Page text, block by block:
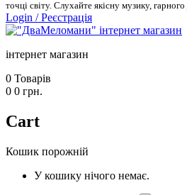
точці світу. Слухайте якісну музику,
Login /Реєстрація
інтернет магазин
0 Товарів
0 0 грн.
Cart
Кошик порожній
У кошику нічого немає.